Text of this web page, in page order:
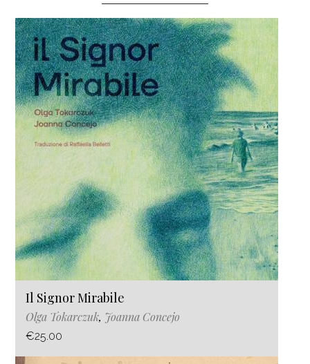
Il Signor Mirabile
Olga Tokarczuk, Joanna Concejo
€25.00